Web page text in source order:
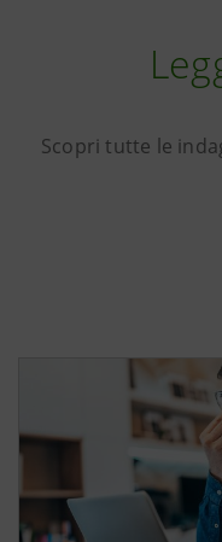
Scopri tutte le